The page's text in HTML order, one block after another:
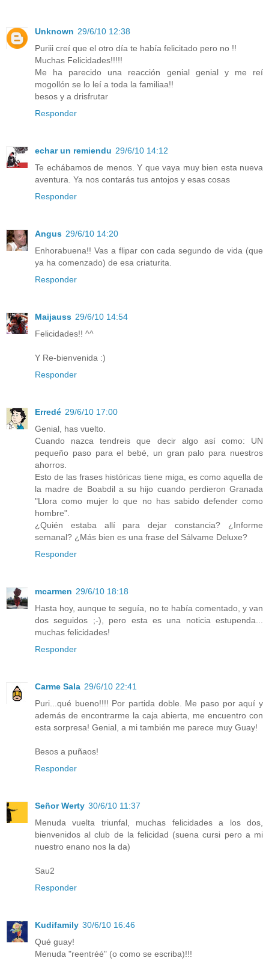
Unknown 29/6/10 12:38
Puriii creí que el otro día te había felicitado pero no !!
Muchas Felicidades!!!!!
Me ha parecido una reacción genial genial y me reí
mogollón se lo leí a toda la familiaa!!
besos y a drisfrutar
Responder
echar un remiendu 29/6/10 14:12
Te echábamos de menos. Y que vaya muy bien esta nueva
aventura. Ya nos contarás tus antojos y esas cosas
Responder
Angus 29/6/10 14:20
Enhorabuena!! Vas a flipar con cada segundo de vida (que
ya ha comenzado) de esa criaturita.
Responder
Maijauss 29/6/10 14:54
Felicidades!! ^^
Y Re-bienvenida :)
Responder
Erredé 29/6/10 17:00
Genial, has vuelto.
Cuando nazca tendreis que decir algo así como: UN
pequeño paso para el bebé, un gran palo para nuestros
ahorros.
Esto de las frases históricas tiene miga, es como aquella de
la madre de Boabdil a su hijo cuando perdieron Granada
"Llora como mujer lo que no has sabido defender como
hombre".
¿Quién estaba allí para dejar constancia? ¿Informe
semanal? ¿Más bien es una frase del Sálvame Deluxe?
Responder
mcarmen 29/6/10 18:18
Hasta hoy, aunque te seguía, no te había comentado, y van
dos seguidos ;-), pero esta es una noticia estupenda...
muchas felicidades!
Responder
Carme Sala 29/6/10 22:41
Puri...qué bueno!!!! Por partida doble. Me paso por aquí y
además de encontrarme la caja abierta, me encuentro con
esta sorpresa! Genial, a mi también me parece muy Guay!
Besos a puñaos!
Responder
Señor Werty 30/6/10 11:37
Menuda vuelta triunfal, muchas felicidades a los dos,
bienvenidos al club de la felicidad (suena cursi pero a mi
nuestro enano nos la da)
Sau2
Responder
Kudifamily 30/6/10 16:46
Qué guay!
Menuda "reentréé" (o como se escriba)!!!